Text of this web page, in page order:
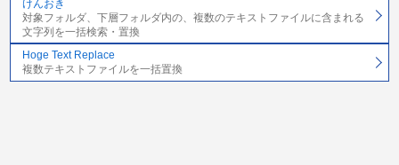
けんおき
対象フォルダ、下層フォルダ内の、複数のテキストファイルに含まれる
文字列を一括検索・置換
Hoge Text Replace
複数テキストファイルを一括置換